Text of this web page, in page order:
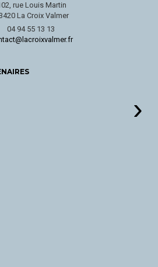
rue Louis Martin
La Croix Valmer
04 94 55 13 13
›